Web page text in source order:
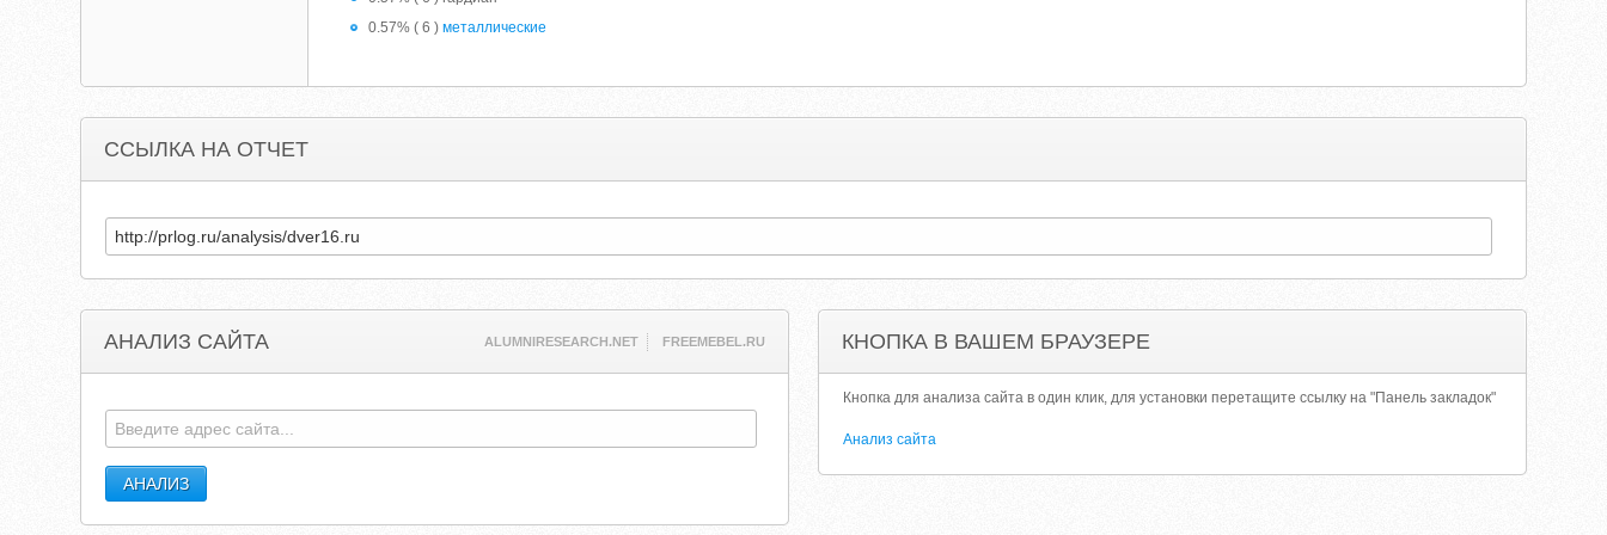
0.57% ( 6 )металлические
ССЫЛКА НА ОТЧЕТ
АНАЛИЗ САЙТА ALUMNIRESEARCH.NET FREEMEBEL.RU КНОПКА В ВАШЕМ БРАУЗЕРЕ
Кнопка для анализа сайта в один клик, для установки перетащите ссылку на "Панель закладок"
Анализ сайта